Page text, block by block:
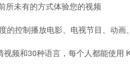
所未有的方式体验您的视频
的控制播放电影、电视节目、动
视频和30种语言，每个人都能使用